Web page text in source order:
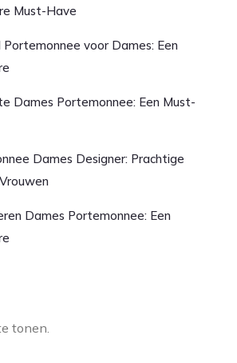
Must-Have
voor Dames: Een
Dames Portemonnee: Een Must-
Dames Designer: Prachtige
Dames Portemonnee: Een
tonen.